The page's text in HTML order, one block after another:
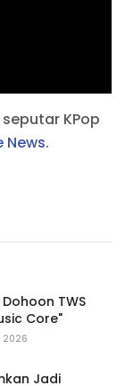
KPop
News.
Dohoon TWS
Core"
2026
Jadi